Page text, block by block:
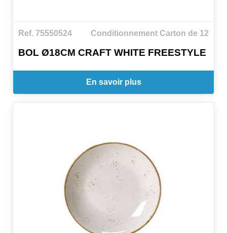
Ref. 75550524 Conditionnement Carton de 12
BOL Ø18CM CRAFT WHITE FREESTYLE
En savoir plus